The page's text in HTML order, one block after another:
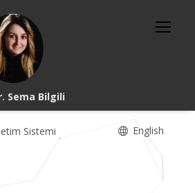
Sema Bilgili
Sistemi English